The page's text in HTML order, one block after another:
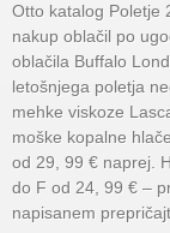
Otto katalog Poletje
nakup oblačil po
oblačila Buffalo
letošnjega poletja
mehke viskoze
moške kopalne
od 29, 99 € naprej.
do F od 24, 99 € –
napisanem